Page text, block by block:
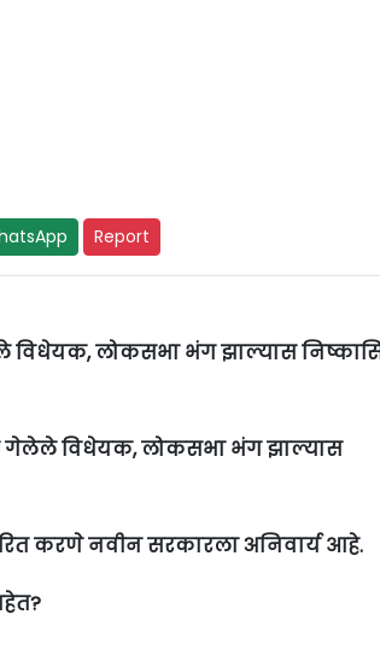
Report
लोकसभा भंग झाल्यास
विधेयक, लोकसभा भंग झाल्यास
करणे नवीन सरकारला अनिवार्य आहे.